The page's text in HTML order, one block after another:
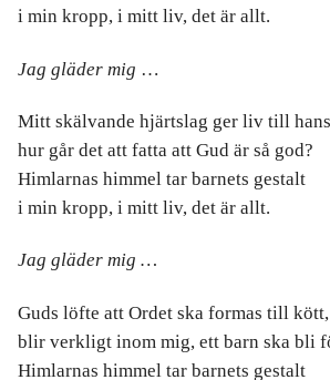
i min kropp, i mitt liv, det är allt.
Jag gläder mig …
Mitt skälvande hjärtslag ger liv till
hur går det att fatta att Gud är så god?
Himlarnas himmel tar barnets gestalt
i min kropp, i mitt liv, det är allt.
Jag gläder mig …
Guds löfte att Ordet ska formas till kött,
blir verkligt inom mig, ett barn ska bli
Himlarnas himmel tar barnets gestalt